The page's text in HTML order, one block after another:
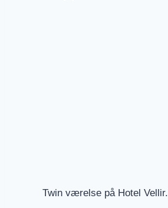
Twin værelse på Hotel Vellir.